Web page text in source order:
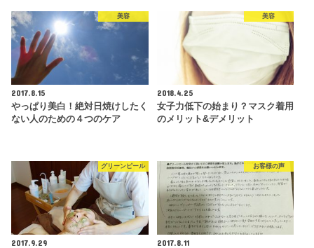
美容
2017.8.15
やっぱり美白！絶対日焼けしたく
ない人のための４つのケア
美容
2018.4.25
女子力低下の始まり？マスク着用
のメリット&デメリット
グリーンピール
2017.9.29
お客様の声
2017.8.11